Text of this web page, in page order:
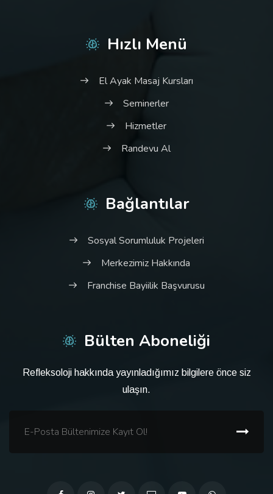
Hızlı Menü
El Ayak Masaj Kursları
Seminerler
Hizmetler
Randevu Al
Bağlantılar
Sosyal Sorumluluk Projeleri
Merkezimiz Hakkında
Franchise Bayiilik Başvurusu
Bülten Aboneliği
Refleksoloji hakkında yayınladığımız bilgilere önce siz
ulaşın.